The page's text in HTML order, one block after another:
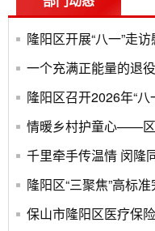
隆阳区开展“八一”走
一个充满正能量的退
隆阳区召开2026年“
千里牵手传温情 闵隆